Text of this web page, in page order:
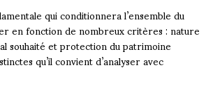
qui conditionnera l’ensemble du
en fonction de nombreux critères : nature
souhaité et protection du patrimoine
qu’il convient d’analyser avec